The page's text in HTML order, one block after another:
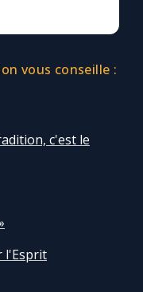
vous conseille :
c'est le
l'Esprit